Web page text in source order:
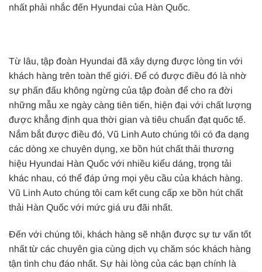
nhất phải nhắc đến Hyundai của Hàn Quốc.
Từ lâu, tập đoàn Hyundai đã xây dựng được lòng tin với
khách hàng trên toàn thế giới. Để có được điều đó là nhờ
sự phấn đấu không ngừng của tập đoàn để cho ra đời
những mẫu xe ngày càng tiên tiến, hiện đại với chất lượng
được khẳng định qua thời gian và tiêu chuẩn đạt quốc tế.
Nắm bắt được điều đó, Vũ Linh Auto chúng tôi có đa dạng
các dòng xe chuyên dụng, xe bồn hút chất thải thương
hiệu Hyundai Hàn Quốc với nhiều kiểu dáng, trọng tải
khác nhau, có thể đáp ứng mọi yêu cầu của khách hàng.
Vũ Linh Auto chúng tôi cam kết cung cấp xe bồn hút chất
thải Hàn Quốc với mức giá ưu đãi nhất.
Đến với chúng tôi, khách hàng sẽ nhận được sự tư vấn tốt
nhất từ các chuyên gia cùng dịch vụ chăm sóc khách hàng
tận tình chu đáo nhất. Sự hài lòng của các bạn chính là